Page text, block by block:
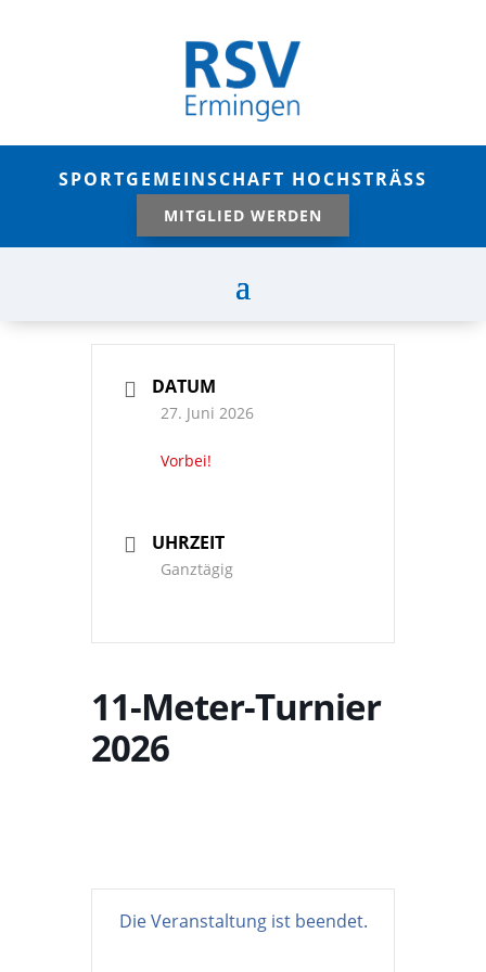
SPORTGEMEINSCHAFT HOCHSTRÄSS
MITGLIED WERDEN
DATUM
27. Juni 2026
Vorbei!
UHRZEIT
Ganztägig
11-Meter-Turnier
2026
Die Veranstaltung ist beendet.